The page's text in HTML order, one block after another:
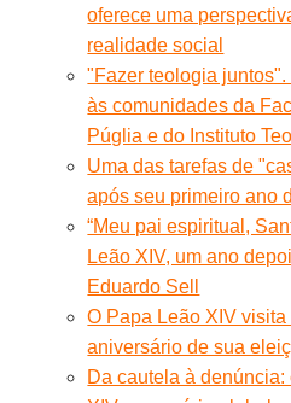
oferece uma
realidade social
"Fazer teologia
às comunidades da
Púglia e do Instituto
Uma das tarefas de
após seu primeiro ano
“Meu pai espiritual,
Leão XIV, um ano
Eduardo Sell
O Papa Leão XIV
aniversário de sua
Da cautela à